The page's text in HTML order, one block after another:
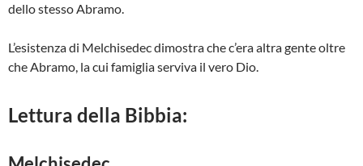
dello stesso Abramo.
L’esistenza di Melchisedec dimostra che c’era altra gente oltre
che Abramo, la cui famiglia serviva il vero Dio.
Lettura della Bibbia: